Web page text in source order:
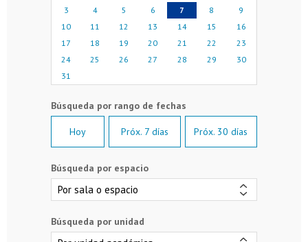
3
4 5 6 7 8
9
10
11 12 13 14 15
16
17
18 19 20 21 22
23
24
25 26 27 28 29
30
31
Hoy Próx. 7 días Próx. 30 días
Búsqueda por espacio
Búsqueda por unidad